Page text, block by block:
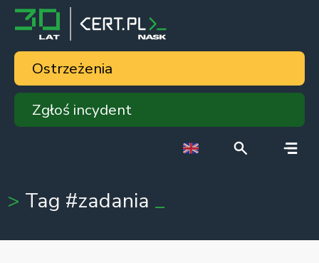
Ostrzeżenia
Zgłoś incydent
Tag #zadania